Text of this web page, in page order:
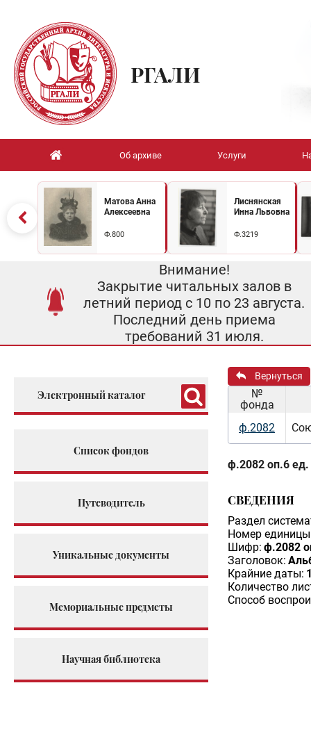
РГАЛИ
Об архиве Услуги
Матова Анна
Алексеевна
Ф.800
Лиснянская
Инна Львовна
Ф.3219
Внимание!
Закрытие читальных залов в
летний период с 10 по 23 августа.
Последний день приема
требований 31 июля.
Электронный каталог
Список фондов
Путеводитель
Уникальные документы
Мемориальные предметы
Научная библиотека
Вернуться
№
фонда
ф.2082
ф.2082 оп.6 ед.
СВЕДЕНИЯ
Раздел
Номер единицы
Шифр: ф.2082
Заголовок:
Крайние даты:
Количество
Способ